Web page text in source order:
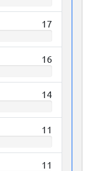
17
16
14
11
11